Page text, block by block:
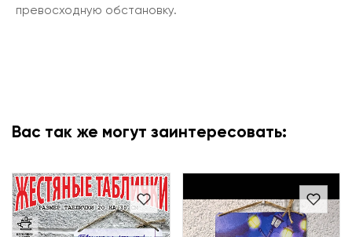
превосходную обстановку.
Вас так же могут заинтересовать: